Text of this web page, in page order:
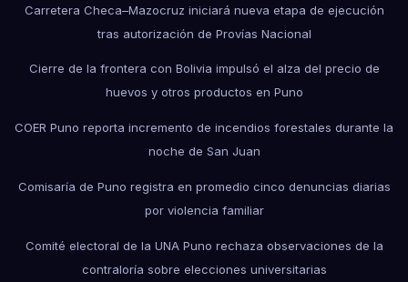
Carretera Checa–Mazocruz iniciará nueva etapa de ejecución
tras autorización de Provías Nacional
Cierre de la frontera con Bolivia impulsó el alza del precio de
huevos y otros productos en Puno
COER Puno reporta incremento de incendios forestales durante la
noche de San Juan
Comisaría de Puno registra en promedio cinco denuncias diarias
por violencia familiar
Comité electoral de la UNA Puno rechaza observaciones de la
contraloría sobre elecciones universitarias